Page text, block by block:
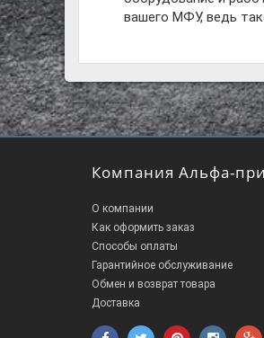
вашего МФУ, ведь
Компания Альфа-
О компании
Как оформить заказ
Способы оплаты
Гарантийное обслуживание
Обмен и возврат товара
Доставка